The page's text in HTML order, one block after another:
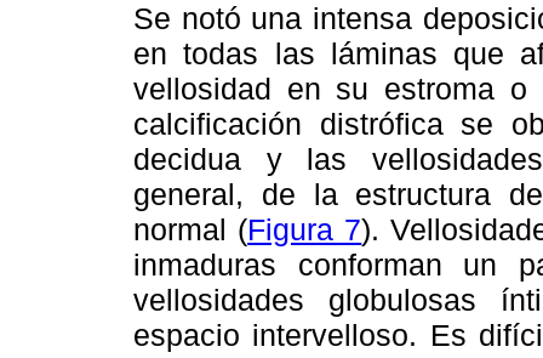
Se notó una intensa
en todas las láminas que
vellosidad en su estroma o
calcificación distrófica se
decidua y las
general, de la estructura
normal (Figura 7).
inmaduras conforman un
vellosidades globulosas
espacio intervelloso. Es